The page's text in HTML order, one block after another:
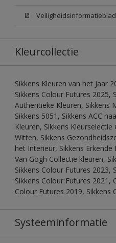
Kleurcollectie
Sikkens Kleuren van het Jaar
Sikkens Colour Futures 2025,
Authentieke Kleuren, Sikkens
Sikkens 5051, Sikkens ACC
Kleuren, Sikkens
Witten, Sikkens
het Interieur, Sikkens Erkende
Van Gogh Collectie kleuren,
Sikkens Colour Futures 2023,
Sikkens Colour Futures 2021,
Colour Futures 2019, Sikkens
Systeeminformatie